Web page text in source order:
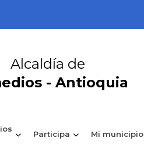
Alcaldía de
- Antioquia
Participa Mi municipio